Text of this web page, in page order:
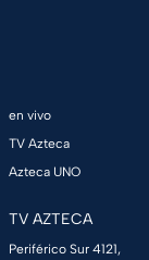
en vivo
TV Azteca
Azteca UNO
TV AZTECA
Periférico Sur 4121,